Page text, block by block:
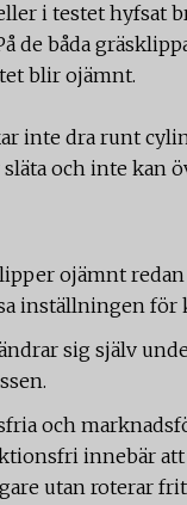
i testet hyfsat
de båda
blir ojämnt.
inte dra runt
och inte kan
ojämnt
inställningen för
sig själv
och
innebär
utan roterar